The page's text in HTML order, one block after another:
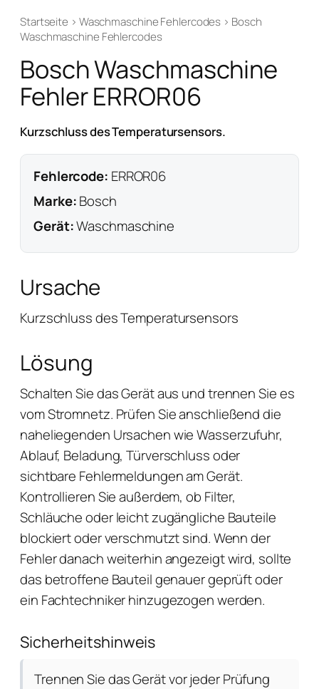
Startseite › Waschmaschine Fehlercodes › Bosch
Waschmaschine Fehlercodes
Bosch Waschmaschine
Fehler ERROR06
Kurzschluss des Temperatursensors.
Fehlercode: ERROR06
Marke:Bosch
Gerät:Waschmaschine
Ursache
Kurzschluss des Temperatursensors
Lösung
Schalten Sie das Gerät aus und trennen Sie es
vom Stromnetz. Prüfen Sie anschließend die
naheliegenden Ursachen wie Wasserzufuhr,
Ablauf, Beladung, Türverschluss oder
sichtbare Fehlermeldungen am Gerät.
Kontrollieren Sie außerdem, ob Filter,
Schläuche oder leicht zugängliche Bauteile
blockiert oder verschmutzt sind. Wenn der
Fehler danach weiterhin angezeigt wird, sollte
das betroffene Bauteil genauer geprüft oder
ein Fachtechniker hinzugezogen werden.
Sicherheitshinweis
Trennen Sie das Gerät vor jeder Prüfung